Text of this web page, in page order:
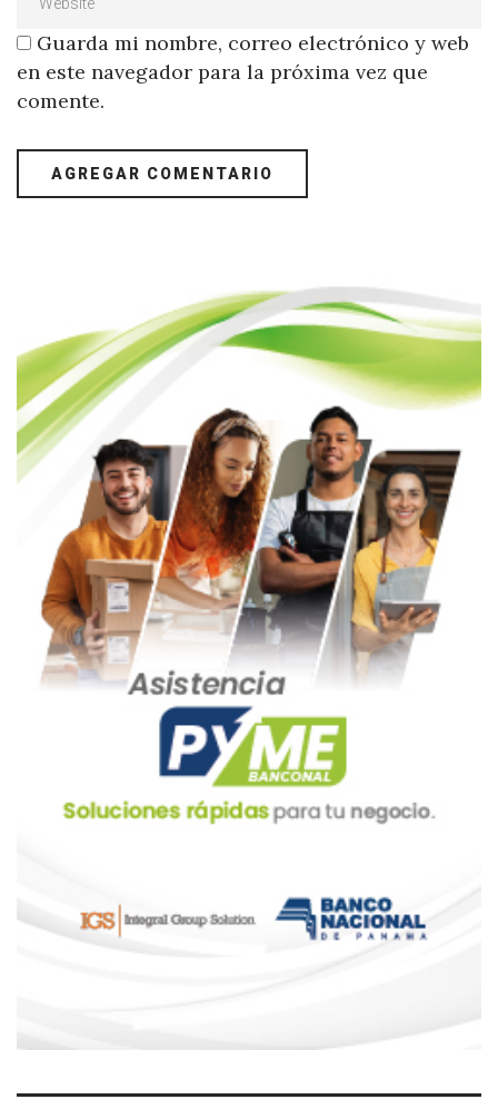
Guarda mi nombre, correo electrónico y web
en este navegador para la próxima vez que
comente.